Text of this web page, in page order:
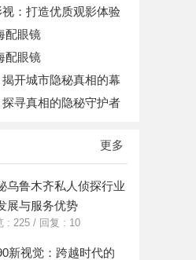
脸的点睛之笔！淡颜系
：打造优质观影体验
配眼镜
配眼镜
开城市隐秘真相的幕
寻真相的隐秘守护者
更多
乌鲁木齐私人侦探行业
展与服务优势
: 225 / 回复 : 10
新视觉：跨越时代的